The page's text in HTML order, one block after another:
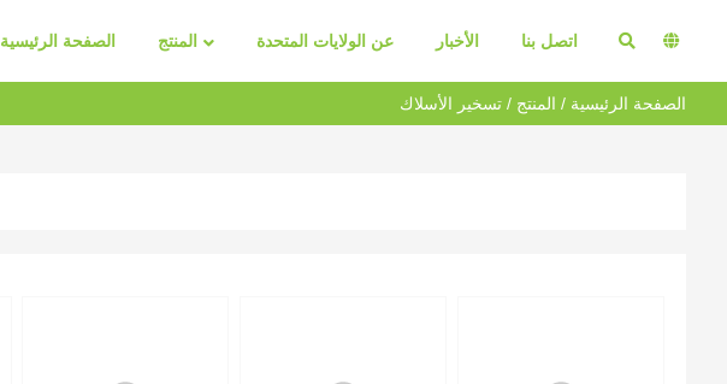
الصفحة الرئيسية المنتج عن الولايات المتحدة الأخبار اتصل بنا
الصفحة الرئيسية / المنتج / تسخير الأسلاك